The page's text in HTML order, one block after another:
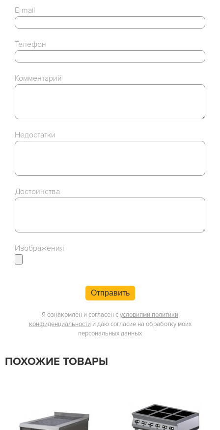
E-mail
Телефон
Комментарий
Недостатки
Достоинства
Изображения
Отправить
Я ознакомлен и согласен сусловиями политики
конфиденциальности и даю согласие на обработку моих
персональных данных
ПОХОЖИЕ ТОВАРЫ